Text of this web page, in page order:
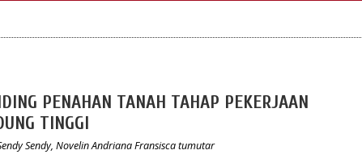
PENAHAN TANAH TAHAP PEKERJAAN
TINGGI
Sendy, Novelin Andriana Fransisca tumutar